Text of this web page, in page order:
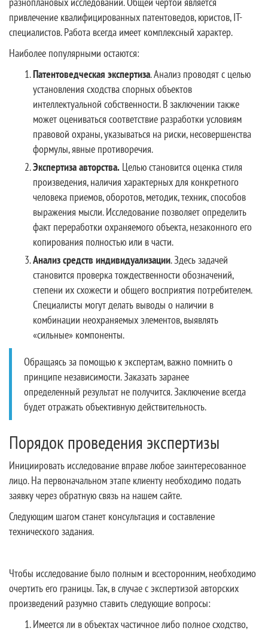
привлечение квалифицированных патентоведов, юристов, IT-
специалистов. Работа всегда имеет комплексный характер.
Наиболее популярными остаются:
Патентоведческая экспертиза. Анализ проводят с целью
установления сходства спорных объектов
интеллектуальной собственности. В заключении также
может оцениваться соответствие разработки условиям
правовой охраны, указываться на риски, несовершенства
формулы, явные противоречия.
Экспертиза авторства. Целью становится оценка стиля
произведения, наличия характерных для конкретного
человека приемов, оборотов, методик, техник, способов
выражения мысли. Исследование позволяет определить
факт переработки охраняемого объекта, незаконного его
копирования полностью или в части.
Анализ средств индивидуализации. Здесь задачей
становится проверка тождественности обозначений,
степени их схожести и общего восприятия потребителем.
Специалисты могут делать выводы о наличии в
комбинации неохраняемых элементов, выявлять
«сильные» компоненты.
Обращаясь за помощью к экспертам, важно помнить о
принципе независимости. Заказать заранее
определенный результат не получится. Заключение всегда
будет отражать объективную действительность.
Порядок проведения экспертизы
Инициировать исследование вправе любое заинтересованное
лицо. На первоначальном этапе клиенту необходимо подать
заявку через обратную связь на нашем сайте.
Следующим шагом станет консультация и составление
технического задания.
Чтобы исследование было полным и всесторонним, необходимо
очертить его границы. Так, в случае с экспертизой авторских
произведений разумно ставить следующие вопросы:
Имеется ли в объектах частичное либо полное сходство,